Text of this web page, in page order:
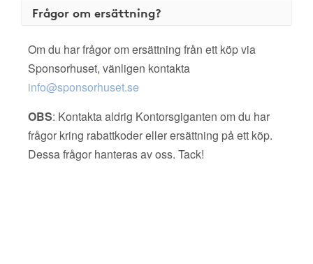
Frågor om ersättning?
Om du har frågor om ersättning från ett köp via
Sponsorhuset, vänligen kontakta
info@sponsorhuset.se
OBS: Kontakta aldrig Kontorsgiganten om du har
frågor kring rabattkoder eller ersättning på ett köp.
Dessa frågor hanteras av oss. Tack!